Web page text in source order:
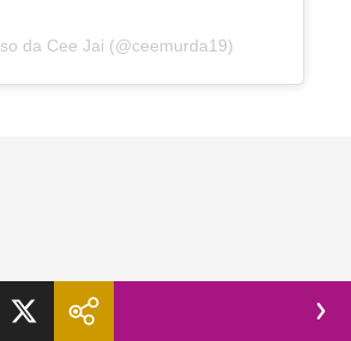
da Cee Jai (@ceemurda19)